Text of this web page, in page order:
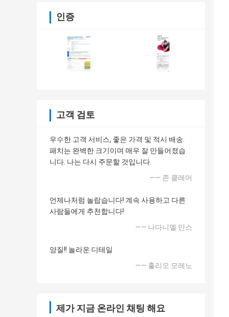
인증
고객 검토
우수한 고객 서비스, 좋은 가격 및 적시 배송.
패치는 완벽한 크기이며 매우 잘 만들어졌습
니다. 나는 다시 주문할 것입니다.
—— 존 클레머
언제나처럼 놀랍습니다! 계속 사용하고 다른
사람들에게 추천합니다!
—— 나다니엘 만스
양질!! 놀라운 디테일
—— 훌리오 모레노
제가 지금 온라인 채팅 해요